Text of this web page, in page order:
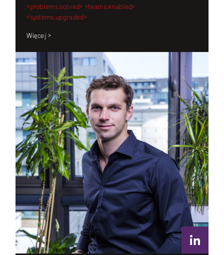
<problems.solved> <teams.enabled>
<systems.upgraded>
Więcej >